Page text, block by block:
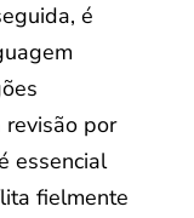
é
revisão por
essencial
fielmente